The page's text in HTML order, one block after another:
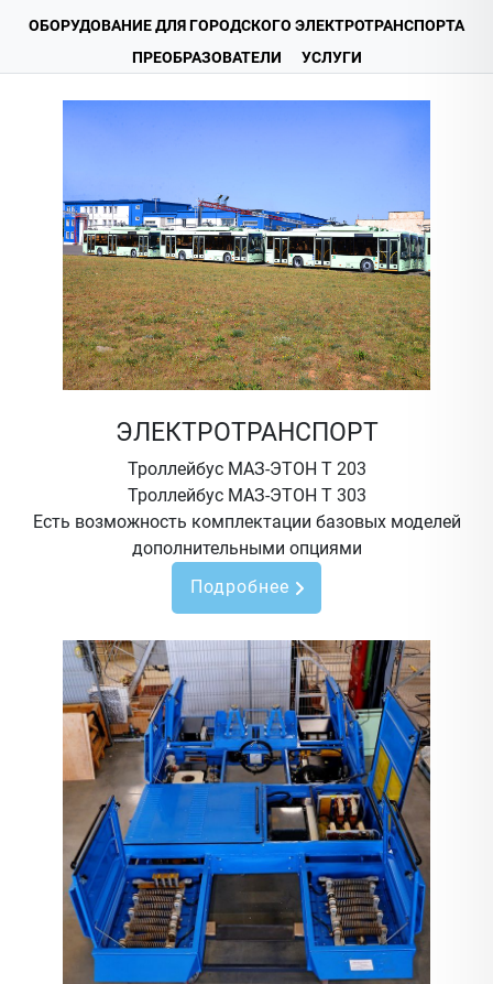
ОБОРУДОВАНИЕ ДЛЯ ГОРОДСКОГО ЭЛЕКТРОТРАНСПОРТА
ПРЕОБРАЗОВАТЕЛИ
УСЛУГИ
ЭЛЕКТРОТРАНСПОРТ
Троллейбус МАЗ-ЭТОН Т 203
Троллейбус МАЗ-ЭТОН Т 303
Есть возможность комплектации базовых моделей
дополнительными опциями
Подробнее